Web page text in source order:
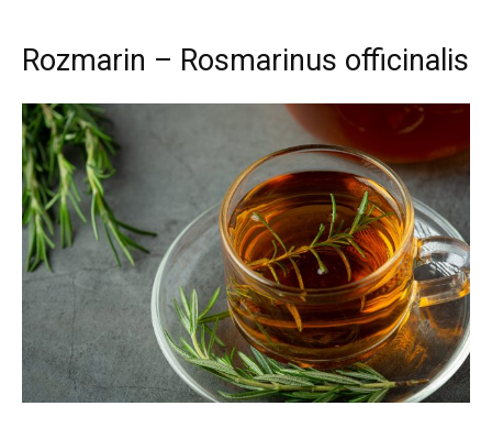
Rozmarin – Rosmarinus officinalis